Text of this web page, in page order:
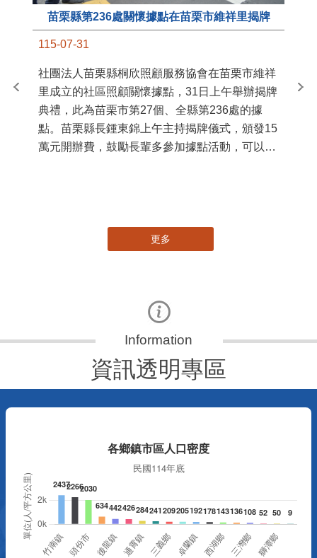
苗栗縣第236處關懷據點在苗栗市維祥里揭牌
115-07-31
社團法人苗栗縣桐欣照顧服務協會在苗栗市維祥
里成立的社區照顧關懷據點，31日上午舉辦揭牌
典禮，此為苗栗市第27個、全縣第236處的據
點。苗栗縣長鍾東錦上午主持揭牌儀式，頒發15
萬元開辦費，鼓勵長輩多參加據點活動，可以更
苗
更多
資訊透明專區